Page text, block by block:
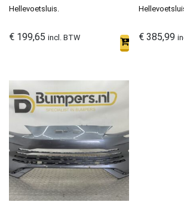
Hellevoetsluis.
€ 199,65 incl. BTW € 385,99